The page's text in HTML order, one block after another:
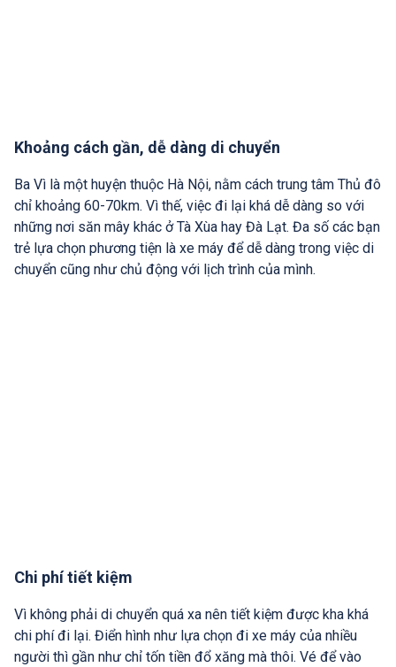
Khoảng cách gần, dễ dàng di chuyển
Ba Vì là một huyện thuộc Hà Nội, nằm cách trung tâm Thủ đô
chỉ khoảng 60-70km. Vì thế, việc đi lại khá dễ dàng so với
những nơi săn mây khác ở Tà Xùa hay Đà Lạt. Đa số các bạn
trẻ lựa chọn phương tiện là xe máy để dễ dàng trong việc di
chuyển cũng như chủ động với lịch trình của mình.
Chi phí tiết kiệm
Vì không phải di chuyển quá xa nên tiết kiệm được kha khá
chi phí đi lại. Điển hình như lựa chọn đi xe máy của nhiều
người thì gần như chỉ tốn tiền đổ xăng mà thôi. Vé để vào